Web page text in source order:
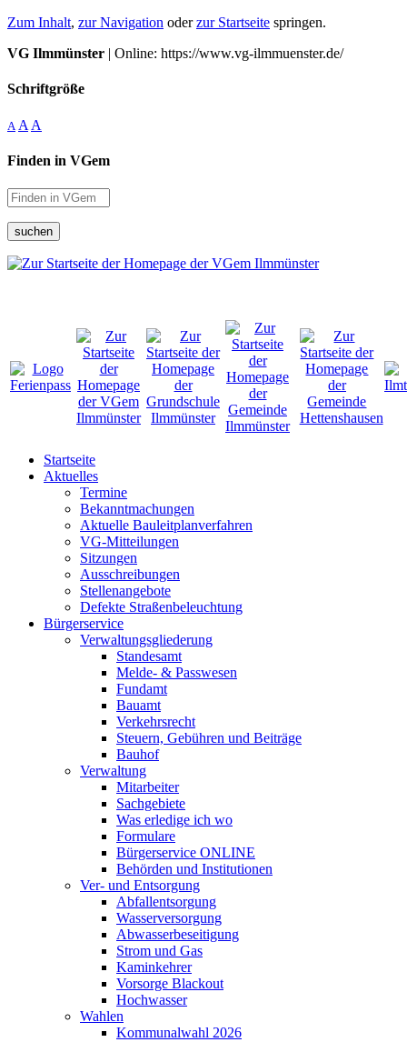
Zum Inhalt, zur Navigation oderzur Startseite springen.
VG Ilmmünster | Online: https://www.vg-ilmmuenster.de/
Schriftgröße
A A A
Finden in VGem
suchen
Startseite
Aktuelles
Termine
Bekanntmachungen
Aktuelle Bauleitplanverfahren
VG-Mitteilungen
Sitzungen
Ausschreibungen
Stellenangebote
Defekte Straßenbeleuchtung
Bürgerservice
Verwaltungsgliederung
Standesamt
Melde- & Passwesen
Fundamt
Bauamt
Verkehrsrecht
Steuern, Gebühren und Beiträge
Bauhof
Verwaltung
Mitarbeiter
Sachgebiete
Was erledige ich wo
Formulare
Bürgerservice ONLINE
Behörden und Institutionen
Ver- und Entsorgung
Abfallentsorgung
Wasserversorgung
Abwasserbeseitigung
Strom und Gas
Kaminkehrer
Vorsorge Blackout
Hochwasser
Wahlen
Kommunalwahl 2026